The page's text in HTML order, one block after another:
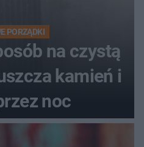
PORZĄDKI
na czystą
kamień i
noc